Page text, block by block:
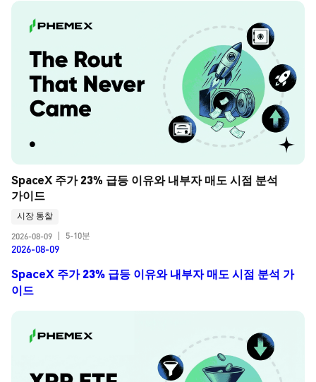
SpaceX 주가 23% 급등 이유와 내부자 매도 시점 분석
가이드
시장 통찰
2026-08-09
5-10분
2026-08-09
SpaceX 주가 23% 급등 이유와 내부자 매도 시점 분석 가
이드